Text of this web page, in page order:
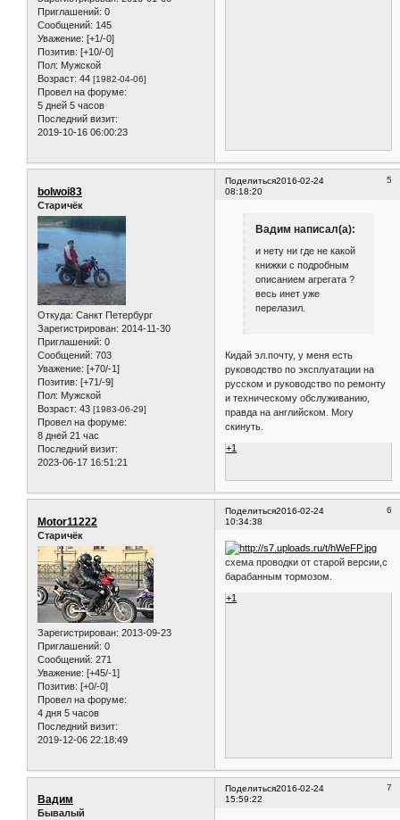
Приглашений: 0
Сообщений: 145
Уважение: [+1/-0]
Позитив: [+10/-0]
Пол: Мужской
Возраст: 44 [1982-04-06]
Провел на форуме:
5 дней 5 часов
Последний визит:
2019-10-16 06:00:23
Поделиться 5
2016-02-24
08:18:20
bolwoi83
Старичёк
Откуда: Санкт Петербург
Зарегистрирован: 2014-11-30
Приглашений: 0
Сообщений: 703
Уважение: [+70/-1]
Позитив: [+71/-9]
Пол: Мужской
Возраст: 43 [1983-06-29]
Провел на форуме:
8 дней 21 час
Последний визит:
2023-06-17 16:51:21
Вадим написал(а):
и нету ни где не какой
книжки с подробным
описанием агрегата ?
весь инет уже
перелазил.
Кидай эл.почту, у меня есть
руководство по эксплуатации на
русском и руководство по ремонту
и техническому обслуживанию,
правда на английском. Могу
скинуть.
+1
Поделиться 6
2016-02-24
10:34:38
Motor11222
Старичёк
Зарегистрирован: 2013-09-23
Приглашений: 0
Сообщений: 271
Уважение: [+45/-1]
Позитив: [+0/-0]
Провел на форуме:
4 дня 5 часов
Последний визит:
2019-12-06 22:18:49
схема проводки от старой версии,с
барабанным тормозом.
+1
Поделиться 7
2016-02-24
15:59:22
Вадим
Бывалый